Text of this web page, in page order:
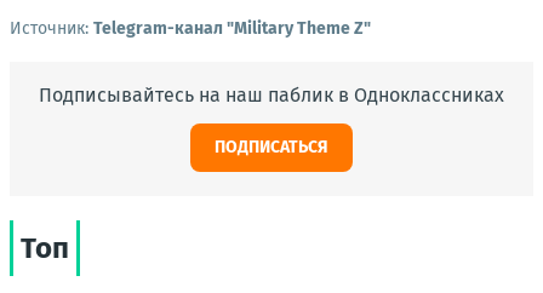
Источник: Telegram-канал "Military Theme Z"
Подписывайтесь на наш паблик в Одноклассниках
ПОДПИСАТЬСЯ
Топ